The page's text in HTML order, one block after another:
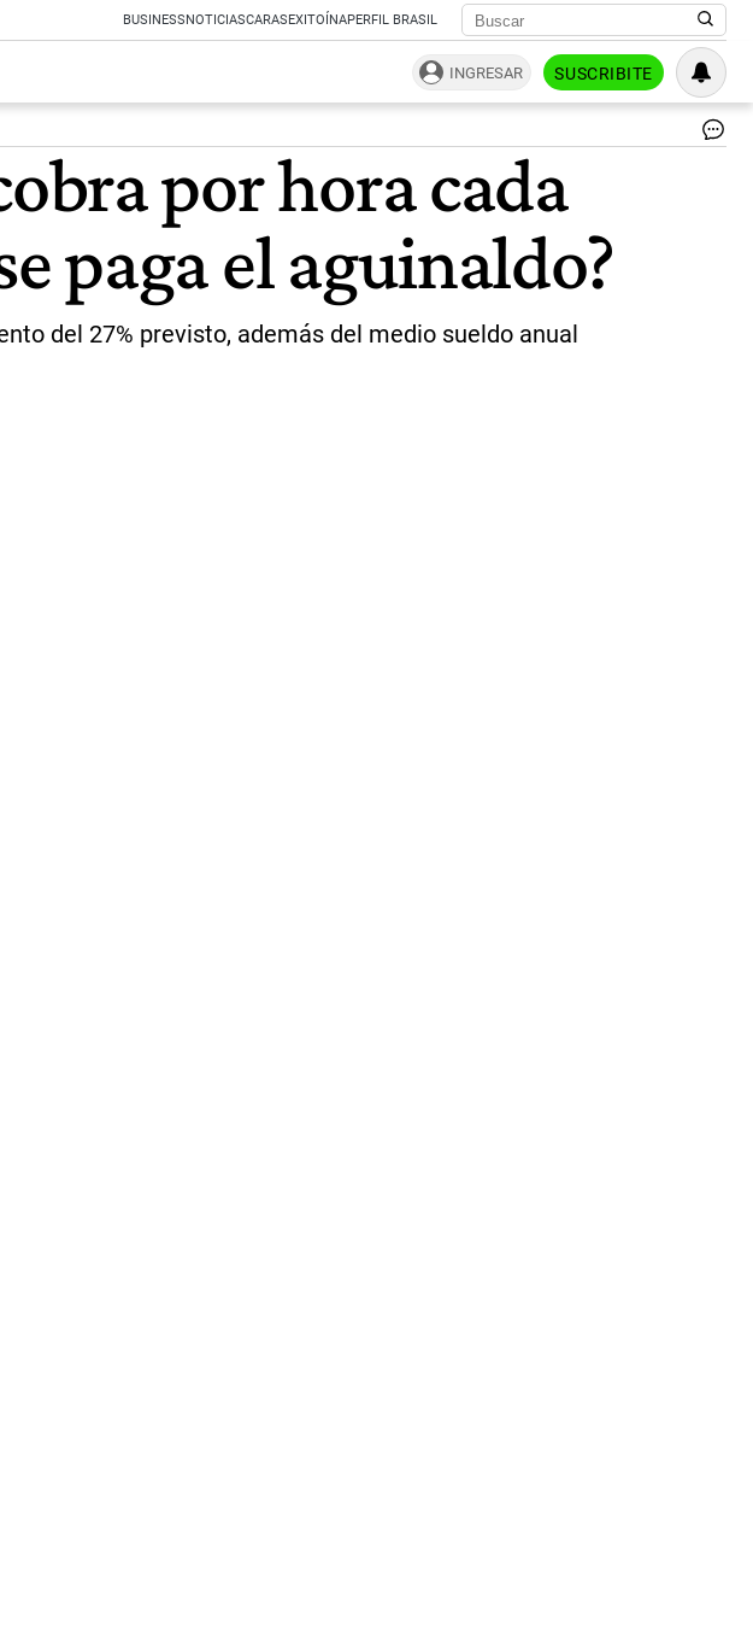
BUSINESSNOTICIASCARASEXITOÍNAPERFIL BRASIL
INGRESAR SUSCRIBITE
por hora cada
paga el aguinaldo?
del 27% previsto, además del medio sueldo anual